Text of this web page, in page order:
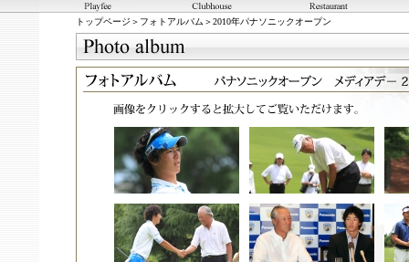
トップページ ＞ フォトアルバム ＞2010年パナソニックオープン